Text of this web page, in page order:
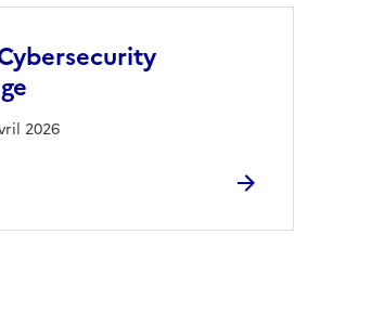
2026